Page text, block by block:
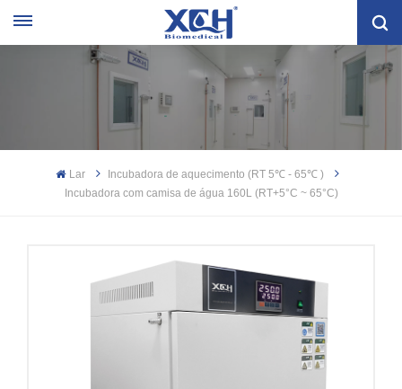
Lar
Incubadora de aquecimento (RT 5℃ - 65℃ )
Incubadora com camisa de água 160L (RT+5°C ~ 65°C)